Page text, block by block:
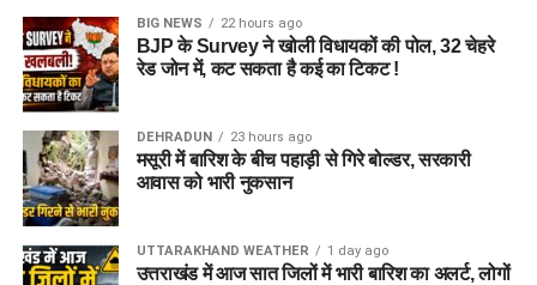
BIG NEWS 22 hours ago
BJP के Survey ने खोली विधायकों की पोल, 32 चेहरे
रेड जोन में, कट सकता है कई का टिकट !
DEHRADUN 23 hours ago
मसूरी में बारिश के बीच पहाड़ी से गिरे बोल्डर, सरकारी
आवास को भारी नुकसान
UTTARAKHAND WEATHER 1 day ago
उत्तराखंड में आज सात जिलों में भारी बारिश का अलर्ट, लोगों